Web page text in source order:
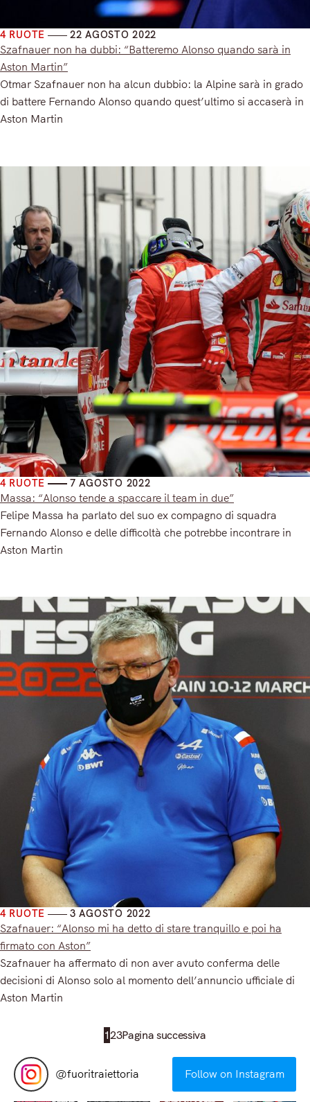
4 RUOTE 22 AGOSTO 2022
Szafnauer non ha dubbi: “Batteremo Alonso quando sarà in
Aston Martin”
Otmar Szafnauer non ha alcun dubbio: la Alpine sarà in grado
di battere Fernando Alonso quando quest’ultimo si accaserà in
Aston Martin
4 RUOTE 7 AGOSTO 2022
Massa: “Alonso tende a spaccare il team in due”
Felipe Massa ha parlato del suo ex compagno di squadra
Fernando Alonso e delle difficoltà che potrebbe incontrare in
Aston Martin
4 RUOTE 3 AGOSTO 2022
Szafnauer: “Alonso mi ha detto di stare tranquillo e poi ha
firmato con Aston”
Szafnauer ha affermato di non aver avuto conferma delle
decisioni di Alonso solo al momento dell’annuncio ufficiale di
Aston Martin
1 23Pagina successiva
@fuoritraiettoria Follow on Instagram